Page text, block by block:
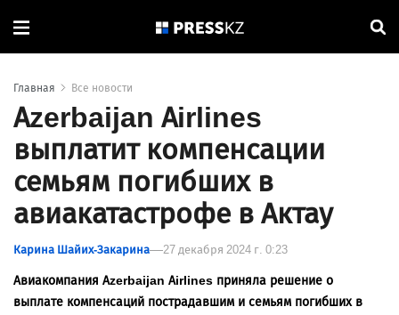
Главная Все новости
Azerbaijan Airlines
выплатит компенсации
семьям погибших в
авиакатастрофе в Актау
Карина Шайих-Закарина 27 декабря 2024 г. 0:23
Авиакомпания Azerbaijan Airlines приняла решение о
выплате компенсаций пострадавшим и семьям погибших в